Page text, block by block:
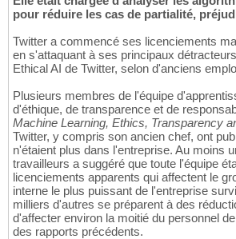
pour réduire les cas de partialité,
Twitter a commencé ses licenciements
en s'attaquant à ses principaux
Ethical AI de Twitter, selon d'anciens
Plusieurs membres de l'équipe
d'éthique, de transparence et de
Machine Learning, Ethics, Transparency
Twitter, y compris son ancien chef, ont
n'étaient plus dans l'entreprise. Au moins
travailleurs a suggéré que toute l'équipe
licenciements apparents qui affectent le
interne le plus puissant de l'entreprise
milliers d'autres se préparent à des
d'affecter environ la moitié du personnel
des rapports précédents.